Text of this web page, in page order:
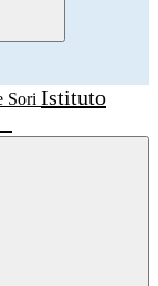
Istituto